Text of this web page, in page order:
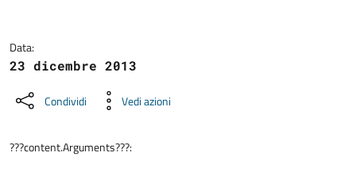
Data:
23 dicembre 2013
Condividi Vedi azioni
???content.Arguments???: